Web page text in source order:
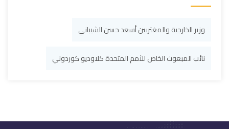
وزير الخارجية والمغتربين أسعد حسن الشيباني
نائب المبعوث الخاص للأمم المتحدة كلاوديو كوردوني